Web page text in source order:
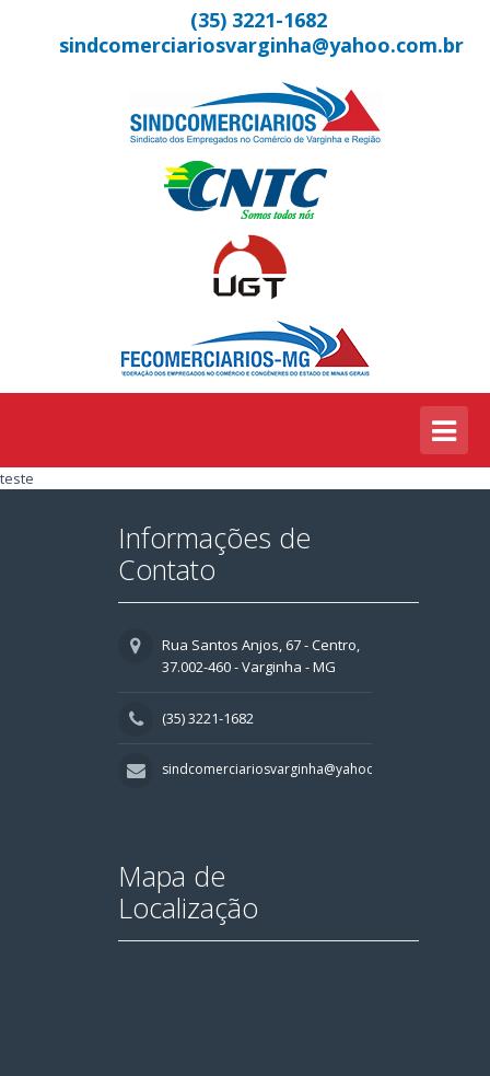
(35) 3221-1682
sindcomerciariosvarginha@yahoo.com.br
teste
Informações de
Contato
Rua Santos Anjos, 67 - Centro,
37.002-460 - Varginha - MG
(35) 3221-1682
sindcomerciariosvarginha@yahoo.com.br
Mapa de
Localização